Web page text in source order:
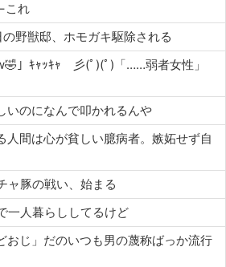
これ
の野獣邸、ホモガキ駆除される
」ｷｬｯｷｬ 彡(ﾟ)(ﾟ)「……弱者女性」
いのになんで叩かれるんや
人間は心が貧しい臆病者。嫉妬せず自
ャ豚の戦い、始まる
一人暮らししてるけど
おじ」だのいつも男の蔑称ばっか流行